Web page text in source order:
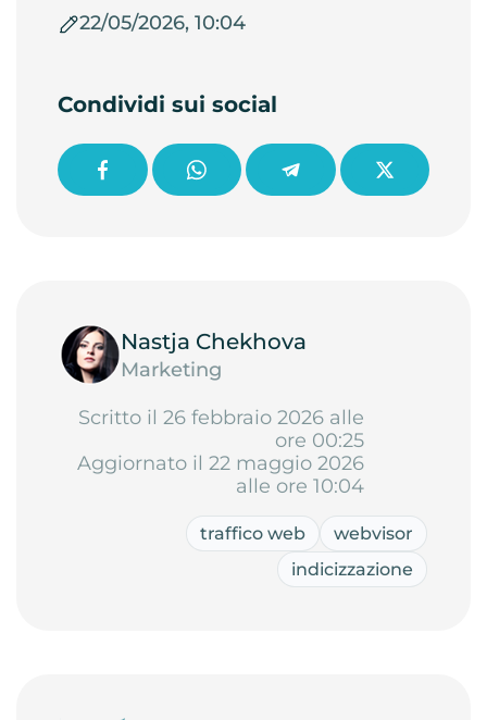
22/05/2026, 10:04
Condividi sui social
Nastja Chekhova
Marketing
Scritto il 26 febbraio 2026 alle
ore 00:25
Aggiornato il 22 maggio 2026
alle ore 10:04
traffico web
webvisor
indicizzazione